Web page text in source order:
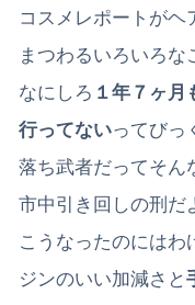
コスメレポートがヘ
まつわるいろいろな
なにしろ １年７ヶ月
行ってないってびっ
落ち武者だってそん
市中引き回しの刑だ
こうなったのにはわ
ジンのいい加減さと